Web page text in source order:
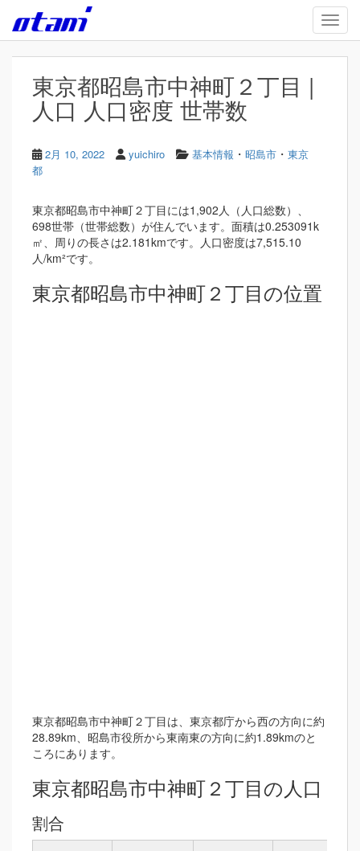
Skip to main content
東京都昭島市中神町２丁目 |
人口 人口密度 世帯数
2月 10, 2022 yuichiro 基本情報 ・ 昭島市 ・ 東京
都
東京都昭島市中神町２丁目には1,902人（人口総数）、
698世帯（世帯総数）が住んでいます。面積は0.253091k
㎡、周りの長さは2.181kmです。人口密度は7,515.10
人/km²です。
東京都昭島市中神町２丁目の位置
東京都昭島市中神町２丁目は、東京都庁から西の方向に約
28.89km、昭島市役所から東南東の方向に約1.89kmのと
ころにあります。
東京都昭島市中神町２丁目の人口
割合